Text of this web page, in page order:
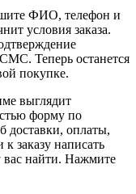
ФИО, телефон и
условия заказа.
Теперь останется
покупке.
выглядит
форму по
доставки, оплаты,
заказу написать
вас найти. Нажмите